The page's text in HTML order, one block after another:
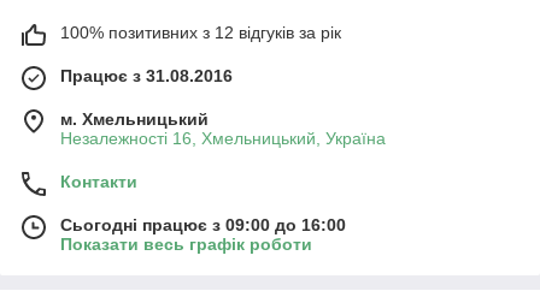
100% позитивних з 12 відгуків за рік
Працює з 31.08.2016
м. Хмельницький
Незалежності 16, Хмельницький, Україна
Контакти
Сьогодні працює з 09:00 до 16:00
Показати весь графік роботи